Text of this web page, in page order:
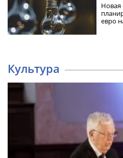
Новая
евро
Культура